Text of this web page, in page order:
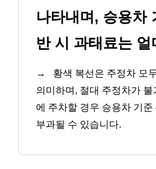
나타내며, 승용차
반 시 과태료는 얼
→
황색 복선은 주정차 모
의미하며, 절대 주정차가
에 주차할 경우 승용차 기
부과될 수 있습니다.